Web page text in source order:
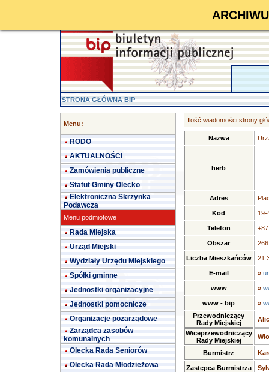
STRONA GŁÓWNA BIP
Menu:
RODO
AKTUALNOŚCI
Zamówienia publiczne
Statut Gminy Olecko
Elektroniczna Skrzynka
Podawcza
Menu podmiotowe
Rada Miejska
Urząd Miejski
Wydziały Urzędu Miejskiego
Spółki gminne
Jednostki organizacyjne
Jednostki pomocnicze
Organizacje pozarządowe
Zarządca zasobów
komunalnych
Olecka Rada Seniorów
Olecka Rada Młodzieżowa
Ilość wiadomości strony
Nazwa
herb
Adres
Kod 19-
Telefon
Obszar
Liczba Mieszkańców 21
E-mail »
www »
www - bip »
Przewodniczący
Rady Miejskiej
Wiceprzewodniczący
Rady Miejskiej
Burmistrz
Zastępca Burmistrza